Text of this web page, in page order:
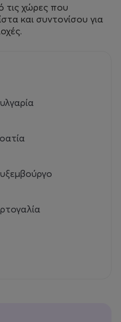
τις χώρες που
και συντονίσου για